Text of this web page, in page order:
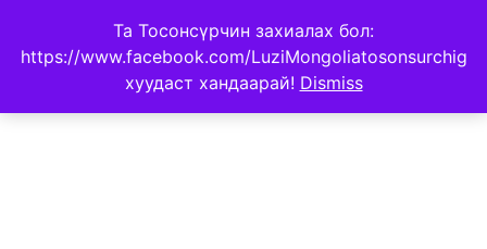
Та Тосонсүрчин захиалах бол:
https://www.facebook.com/LuziMongoliatosonsurchig
хуудаст хандаарай! Dismiss